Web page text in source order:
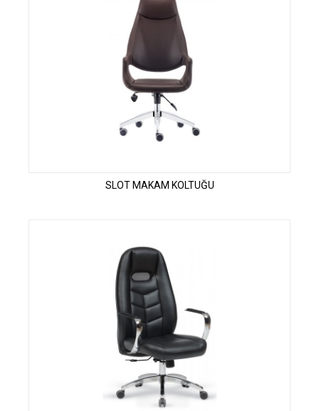
SLOT MAKAM KOLTUĞU